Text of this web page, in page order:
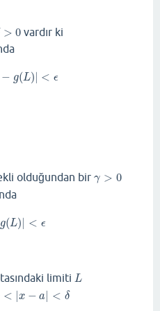
> 0
>0 vardır ki
− g(L)| < ϵ
)− g(L)|< ϵ
olduğundan birγ > 0
γ>0
g(L)| < ϵ
g(L)| <ϵ
limiti L
L
< |x − a| < δ
<|x −a |<δ